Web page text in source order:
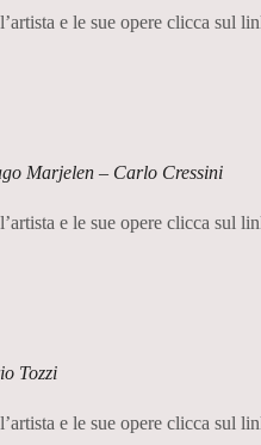
e le sue opere clicca sul
Marjelen – Carlo Cressini
e le sue opere clicca sul
Tozzi
e le sue opere clicca sul